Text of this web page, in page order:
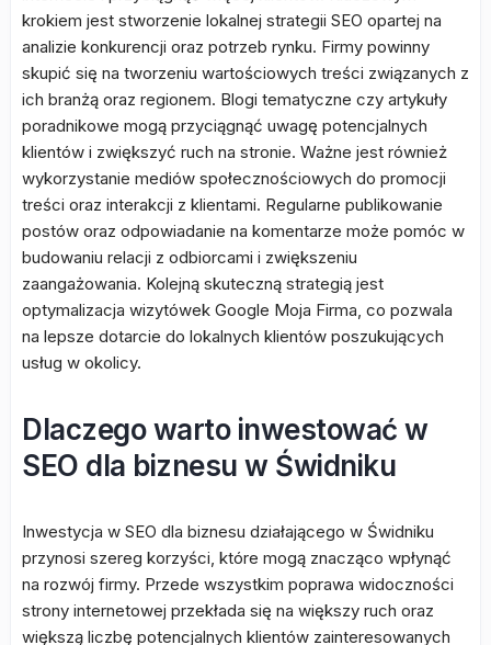
krokiem jest stworzenie lokalnej strategii SEO opartej na
analizie konkurencji oraz potrzeb rynku. Firmy powinny
skupić się na tworzeniu wartościowych treści związanych z
ich branżą oraz regionem. Blogi tematyczne czy artykuły
poradnikowe mogą przyciągnąć uwagę potencjalnych
klientów i zwiększyć ruch na stronie. Ważne jest również
wykorzystanie mediów społecznościowych do promocji
treści oraz interakcji z klientami. Regularne publikowanie
postów oraz odpowiadanie na komentarze może pomóc w
budowaniu relacji z odbiorcami i zwiększeniu
zaangażowania. Kolejną skuteczną strategią jest
optymalizacja wizytówek Google Moja Firma, co pozwala
na lepsze dotarcie do lokalnych klientów poszukujących
usług w okolicy.
Dlaczego warto inwestować w
SEO dla biznesu w Świdniku
Inwestycja w SEO dla biznesu działającego w Świdniku
przynosi szereg korzyści, które mogą znacząco wpłynąć
na rozwój firmy. Przede wszystkim poprawa widoczności
strony internetowej przekłada się na większy ruch oraz
większą liczbę potencjalnych klientów zainteresowanych